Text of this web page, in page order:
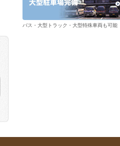
バス・大型トラック・大型特殊車両も可能